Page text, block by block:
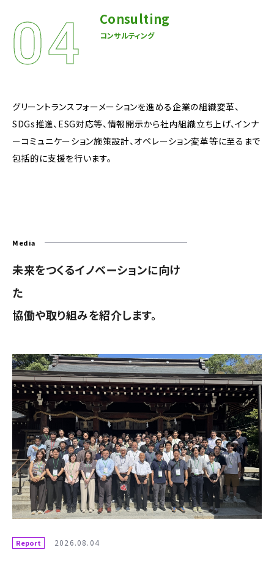
Consulting
コンサルティング
グリーントランスフォーメーションを進める企業の組織変革、
SDGs推進、ESG対応等、情報開示から社内組織立ち上げ、インナ
ーコミュニケーション施策設計、オペレーション変革等に至るまで
包括的に支援を行います。
Media
未来をつくるイノベーションに向け
た
協働や取り組みを紹介します。
Report 2026.08.04